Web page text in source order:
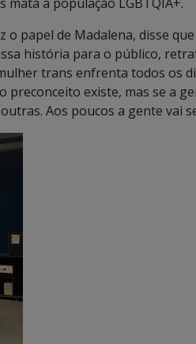
o papel de Madalena, disse
história para o público,
trans enfrenta todos os
preconceito existe, mas se a
Aos poucos a gente vai